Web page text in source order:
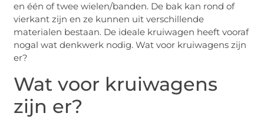
en één of twee wielen/banden. De bak kan rond of
vierkant zijn en ze kunnen uit verschillende
materialen bestaan. De ideale kruiwagen heeft vooraf
nogal wat denkwerk nodig. Wat voor kruiwagens zijn
er?
Wat voor kruiwagens
zijn er?